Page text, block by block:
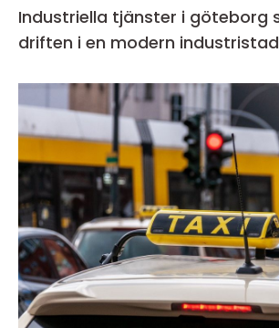
Industriella tjänster i göteborg så säkras
driften i en modern industristad